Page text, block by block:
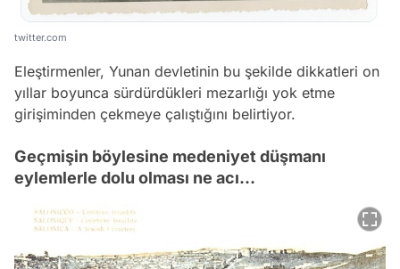
twitter.com
Eleştirmenler, Yunan devletinin bu şekilde dikkatleri on
yıllar boyunca sürdürdükleri mezarlığı yok etme
girişiminden çekmeye çalıştığını belirtiyor.
Geçmişin böylesine medeniyet düşmanı
eylemlerle dolu olması ne acı...